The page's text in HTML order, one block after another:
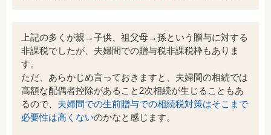
上記の多くが親→子供、祖父母→孫という贈与に対する
非課税でしたが、夫婦間での贈与税非課税枠もありま
す。
ただ、あらかじめ言っておきますと、夫婦間の相続では
高額な配偶者控除があること2次相続が生じることもあ
るので、 夫婦間での生前贈与での相続税対策はそこまで
必要性は高くないのかなと感じます。